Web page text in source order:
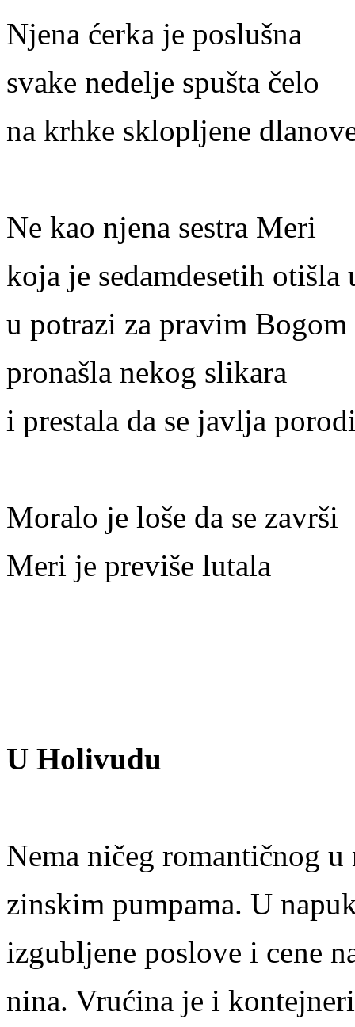
Njena ćerka je poslušna
svake nedelje spušta čelo
na krhke sklopljene
Ne kao njena sestra Meri
koja je sedamdesetih
u potrazi za pravim Bogom
pronašla nekog slikara
i prestala da se javlja
Moralo je loše da se završi
Meri je previše lutala
U Holivudu
Nema ničeg romantičnog u
zinskim pumpama. U
izgubljene poslove i cene
nina. Vrućina je i